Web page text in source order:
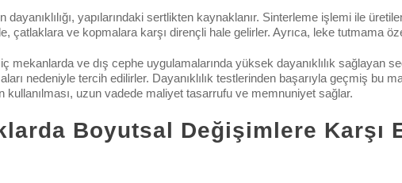
yapılarındaki sertlikten kaynaklanır. Sinterleme işlemi ile
çatlaklara ve kopmalara karşı dirençli hale gelirler. Ayrıca, leke tutmama
ve dış cephe uygulamalarında yüksek dayanıklılık sağlayan
nedeniyle tercih edilirler. Dayanıklılık testlerinden başarıyla geçmiş bu
kullanılması, uzun vadede maliyet tasarrufu ve memnuniyet sağlar.
Boyutsal Değişimlere Karşı